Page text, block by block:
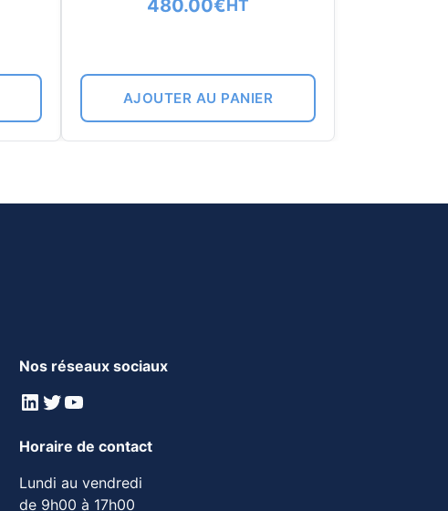
480.00€HT
AJOUTER AU PANIER
Nos réseaux sociaux
LinkedIn
Twitter
YouTube
Horaire de contact
Lundi au vendredi
de 9h00 à 17h00